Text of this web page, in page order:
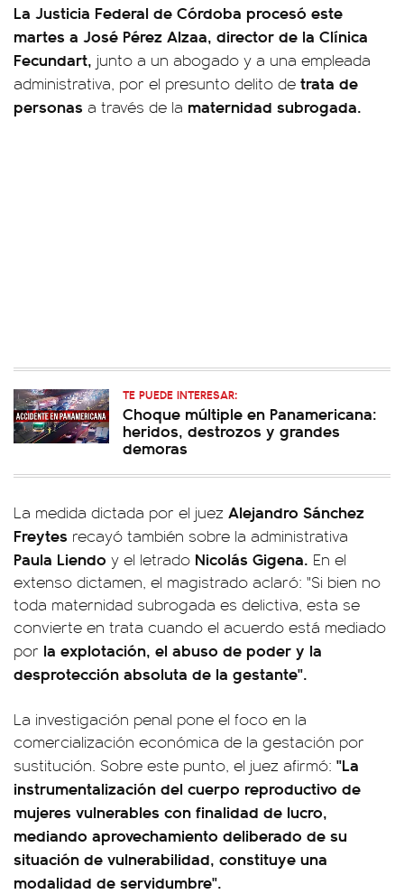
La Justicia Federal de Córdoba procesó este
martes a José Pérez Alzaa, director de la Clínica
Fecundart, junto a un abogado y a una empleada
administrativa, por el presunto delito de trata de
personas a través de la maternidad subrogada.
TE PUEDE INTERESAR:
Choque múltiple en Panamericana:
heridos, destrozos y grandes
demoras
La medida dictada por el juez Alejandro Sánchez
Freytes recayó también sobre la administrativa
Paula Liendo y el letrado Nicolás Gigena. En el
extenso dictamen, el magistrado aclaró: "Si bien no
toda maternidad subrogada es delictiva, esta se
convierte en trata cuando el acuerdo está mediado
por la explotación, el abuso de poder y la
desprotección absoluta de la gestante".
La investigación penal pone el foco en la
comercialización económica de la gestación por
sustitución. Sobre este punto, el juez afirmó: "La
instrumentalización del cuerpo reproductivo de
mujeres vulnerables con finalidad de lucro,
mediando aprovechamiento deliberado de su
situación de vulnerabilidad, constituye una
modalidad de servidumbre".